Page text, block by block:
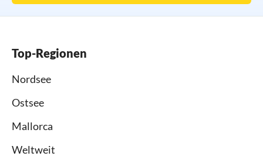
Top-Regionen
Nordsee
Ostsee
Mallorca
Weltweit